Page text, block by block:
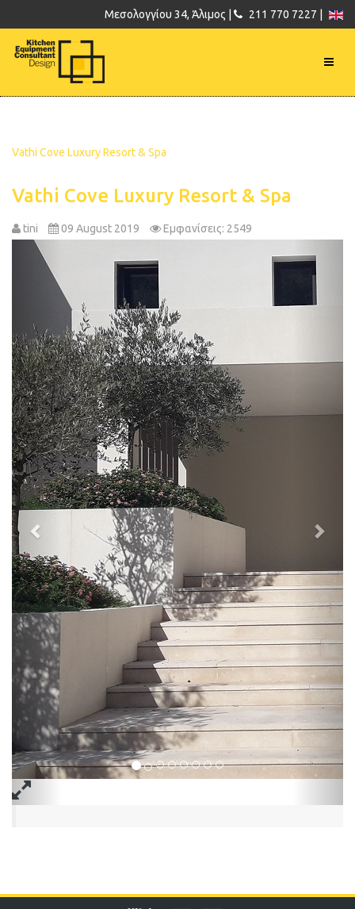
Μεσολογγίου 34, Άλιμος | 211 770 7227 |
Vathi Cove Luxury Resort & Spa
Vathi Cove Luxury Resort & Spa
tini 09 August 2019 Εμφανίσεις: 2549
Previous